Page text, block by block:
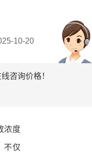
10-20
咨询价格！
浓度
不仅